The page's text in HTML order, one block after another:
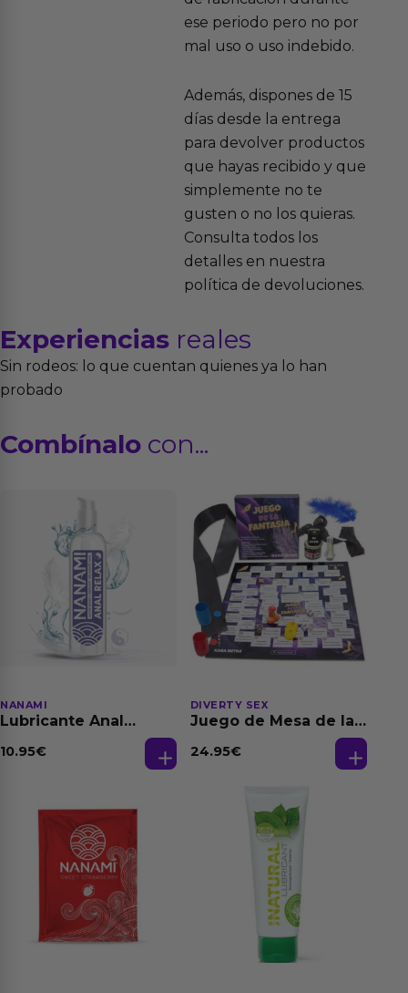
ese periodo pero no por
mal uso o uso indebido.
Además, dispones de 15
días desde la entrega
para devolver productos
que hayas recibido y que
simplemente no te
gusten o no los quieras.
Consulta todos los
detalles en nuestra
política de devoluciones.
Experiencias reales
Sin rodeos: lo que cuentan quienes ya lo han
probado
Combínalo con...
NANAMI
Lubricante Anal
Dilatación Base Agua
10.95€
DIVERTY SEX
Juego de Mesa de las
24.95€